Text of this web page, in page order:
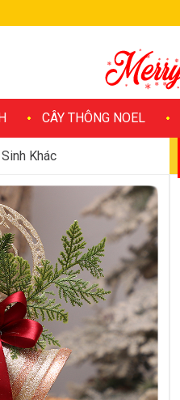
CÂY THÔNG NOEL
Khác
Sinh